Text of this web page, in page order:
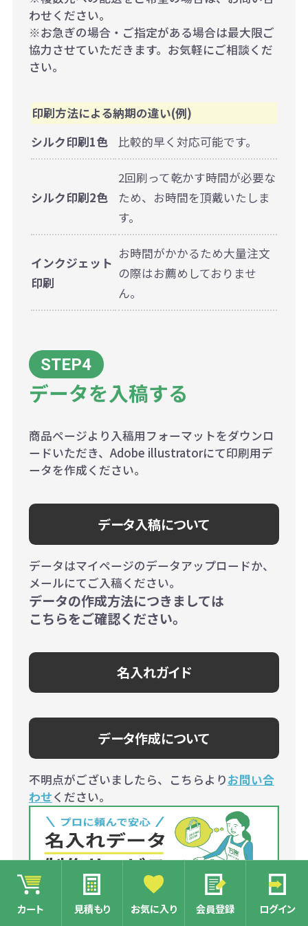
カート 見積もり お気に入り 会員登録 ログイン
わせください。
※お急ぎの場合・ご指定がある場合は最大限ご
協力させていただきます。お気軽にご相談くだ
さい。
印刷方法による納期の違い(例)
シルク印刷1色
比較的早く対応可能です。
シルク印刷2色
2回刷って乾かす時間が必要な
ため、お時間を頂戴いたしま
す。
インクジェット
印刷
お時間がかかるため大量注文
の際はお薦めしておりませ
ん。
データを入稿する
商品ページより入稿用フォーマットをダウンロ
ードいただき、Adobe illustratorにて印刷用デ
ータを作成ください。
データ入稿について
データはマイページのデータアップロードか、
メールにてご入稿ください。
データの作成方法につきましては
こちらをご確認ください。
名入れガイド
データ作成について
不明点がございましたら、こちらよりお問い合
わせください。
どのようなデザインがよいかお悩みの方、illust